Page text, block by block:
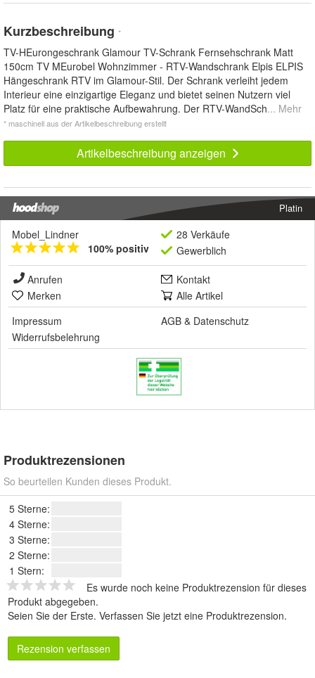
Kurzbeschreibung *
TV-HEurongeschrank Glamour TV-Schrank Fernsehschrank Matt
150cm TV MEurobel Wohnzimmer - RTV-Wandschrank Elpis ELPIS
Hängeschrank RTV im Glamour-Stil. Der Schrank verleiht jedem
Interieur eine einzigartige Eleganz und bietet seinen Nutzern viel
Platz für eine praktische Aufbewahrung. Der RTV-WandSch... Mehr
* maschinell aus der Artikelbeschreibung erstellt
Artikelbeschreibung anzeigen
Platin
Mobel_Lindner
100% positiv
28 Verkäufe
Gewerblich
Anrufen
Kontakt
Merken
Alle Artikel
Impressum
AGB & Datenschutz
Widerrufsbelehrung
Produktrezensionen
So beurteilen Kunden dieses Produkt.
5 Sterne:
4 Sterne:
3 Sterne:
2 Sterne:
1 Stern:
Es wurde noch keine Produktrezension für dieses
Produkt abgegeben.
Seien Sie der Erste. Verfassen Sie jetzt eine Produktrezension.
Rezension verfassen